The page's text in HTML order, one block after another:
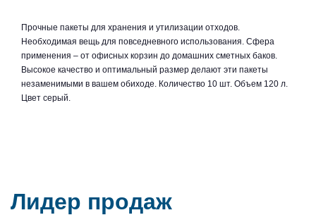
Прочные пакеты для хранения и утилизации отходов.
Необходимая вещь для повседневного использования. Сфера
применения – от офисных корзин до домашних сметных баков.
Высокое качество и оптимальный размер делают эти пакеты
незаменимыми в вашем обиходе. Количество 10 шт. Объем 120 л.
Цвет серый.
Лидер продаж